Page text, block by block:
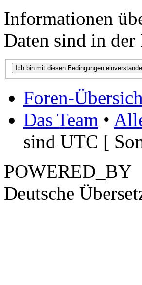
Informationen
Daten sind in
Foren-
Das Team •
sind UTC [
POWERED_BY
Deutsche